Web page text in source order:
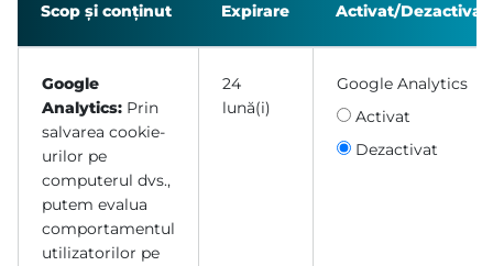
Scop și conținut Expirare Activat/Dezactivat
Google
Analytics: Prin
salvarea cookie-
urilor pe
computerul dvs.,
putem evalua
comportamentul
utilizatorilor pe
24
lună(i)
Google Analytics
Activat
Dezactivat